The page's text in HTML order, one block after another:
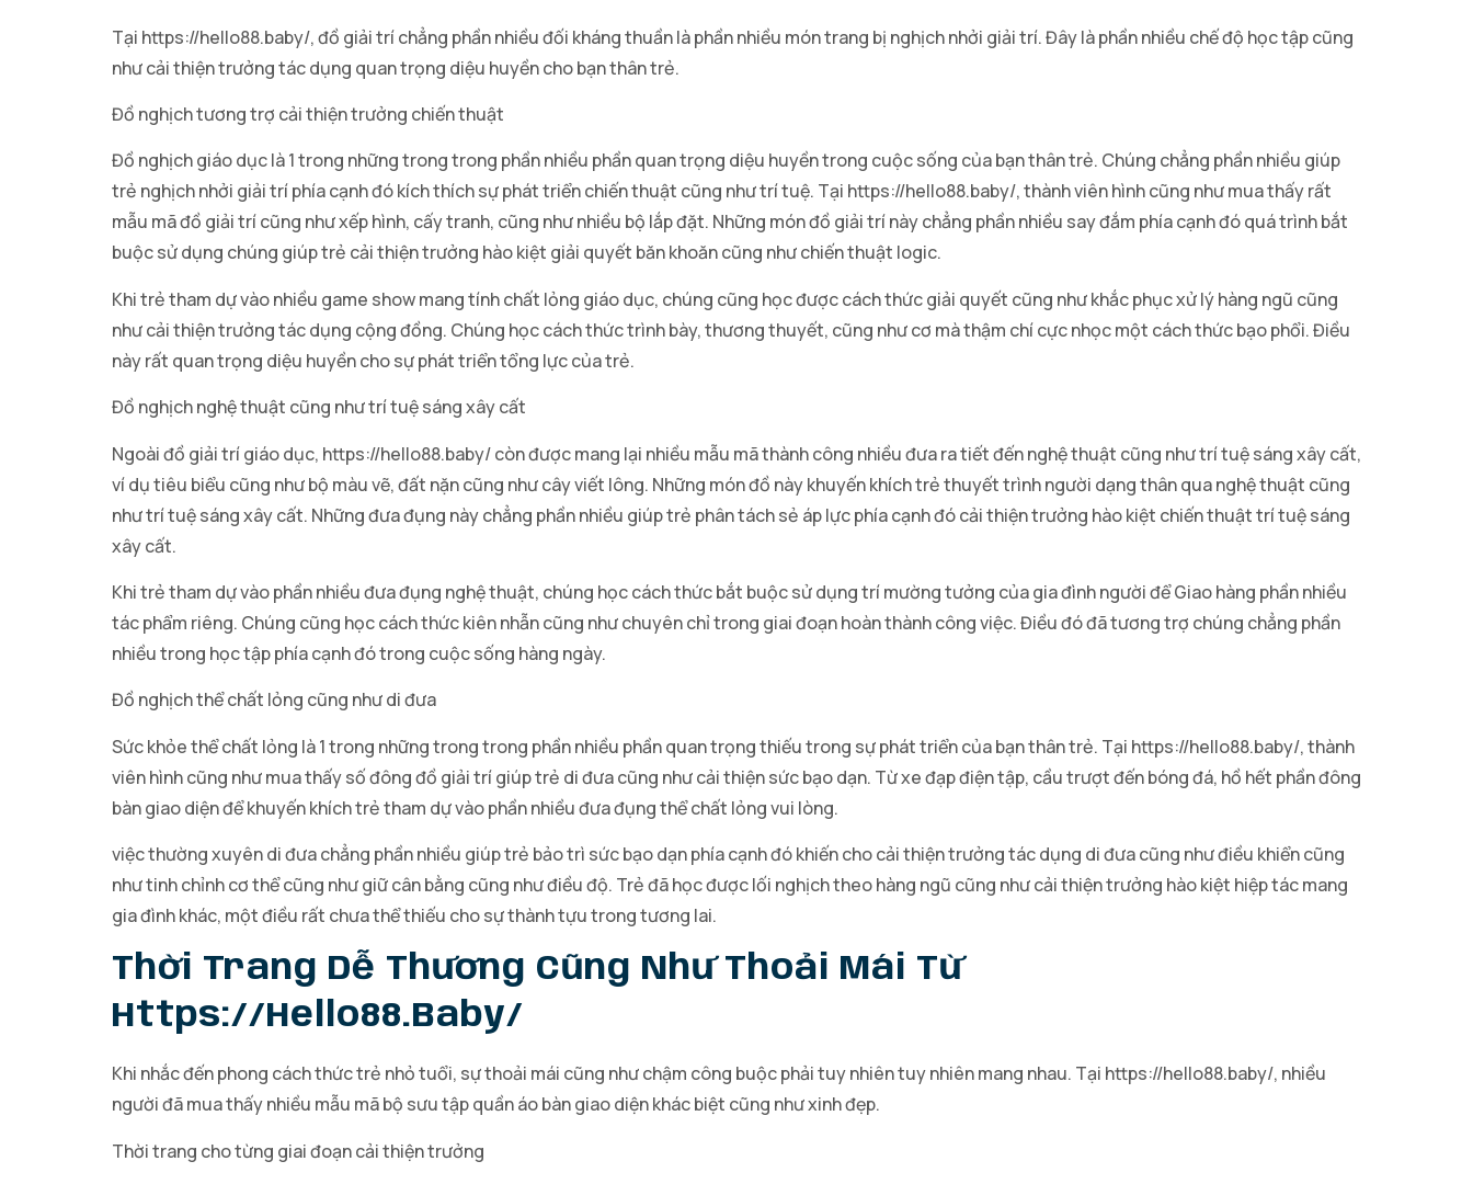
Tại https://hello88.baby/, đồ giải trí chẳng phần nhiều đối kháng thuần là phần nhiều món trang bị nghịch nhởi giải trí. Đây là phần nhiều chế độ học tập cũng
như cải thiện trưởng tác dụng quan trọng diệu huyền cho bạn thân trẻ.
Đồ nghịch tương trợ cải thiện trưởng chiến thuật
Đồ nghịch giáo dục là 1 trong những trong trong phần nhiều phần quan trọng diệu huyền trong cuộc sống của bạn thân trẻ. Chúng chẳng phần nhiều giúp
trẻ nghịch nhởi giải trí phía cạnh đó kích thích sự phát triển chiến thuật cũng như trí tuệ. Tại https://hello88.baby/, thành viên hình cũng như mua thấy rất
mẫu mã đồ giải trí cũng như xếp hình, cấy tranh, cũng như nhiều bộ lắp đặt. Những món đồ giải trí này chẳng phần nhiều say đắm phía cạnh đó quá trình bắt
buộc sử dụng chúng giúp trẻ cải thiện trưởng hào kiệt giải quyết băn khoăn cũng như chiến thuật logic.
Khi trẻ tham dự vào nhiều game show mang tính chất lỏng giáo dục, chúng cũng học được cách thức giải quyết cũng như khắc phục xử lý hàng ngũ cũng
như cải thiện trưởng tác dụng cộng đồng. Chúng học cách thức trình bày, thương thuyết, cũng như cơ mà thậm chí cực nhọc một cách thức bạo phổi. Điều
này rất quan trọng diệu huyền cho sự phát triển tổng lực của trẻ.
Đồ nghịch nghệ thuật cũng như trí tuệ sáng xây cất
Ngoài đồ giải trí giáo dục, https://hello88.baby/ còn được mang lại nhiều mẫu mã thành công nhiều đưa ra tiết đến nghệ thuật cũng như trí tuệ sáng xây cất,
ví dụ tiêu biểu cũng như bộ màu vẽ, đất nặn cũng như cây viết lông. Những món đồ này khuyến khích trẻ thuyết trình người dạng thân qua nghệ thuật cũng
như trí tuệ sáng xây cất. Những đưa đụng này chẳng phần nhiều giúp trẻ phân tách sẻ áp lực phía cạnh đó cải thiện trưởng hào kiệt chiến thuật trí tuệ sáng
xây cất.
Khi trẻ tham dự vào phần nhiều đưa đụng nghệ thuật, chúng học cách thức bắt buộc sử dụng trí mường tưởng của gia đình người để Giao hàng phần nhiều
tác phẩm riêng. Chúng cũng học cách thức kiên nhẫn cũng như chuyên chỉ trong giai đoạn hoàn thành công việc. Điều đó đã tương trợ chúng chẳng phần
nhiều trong học tập phía cạnh đó trong cuộc sống hàng ngày.
Đồ nghịch thể chất lỏng cũng như di đưa
Sức khỏe thể chất lỏng là 1 trong những trong trong phần nhiều phần quan trọng thiếu trong sự phát triển của bạn thân trẻ. Tại https://hello88.baby/, thành
viên hình cũng như mua thấy số đông đồ giải trí giúp trẻ di đưa cũng như cải thiện sức bạo dạn. Từ xe đạp điện tập, cầu trượt đến bóng đá, hồ hết phần đông
bàn giao diện để khuyến khích trẻ tham dự vào phần nhiều đưa đụng thể chất lỏng vui lòng.
việc thường xuyên di đưa chẳng phần nhiều giúp trẻ bảo trì sức bạo dạn phía cạnh đó khiến cho cải thiện trưởng tác dụng di đưa cũng như điều khiển cũng
như tinh chỉnh cơ thể cũng như giữ cân bằng cũng như điều độ. Trẻ đã học được lối nghịch theo hàng ngũ cũng như cải thiện trưởng hào kiệt hiệp tác mang
gia đình khác, một điều rất chưa thể thiếu cho sự thành tựu trong tương lai.
Thời Trang Dễ Thương Cũng Như Thoải Mái Từ
Https://hello88.baby/
Khi nhắc đến phong cách thức trẻ nhỏ tuổi, sự thoải mái cũng như chậm công buộc phải tuy nhiên tuy nhiên mang nhau. Tại https://hello88.baby/, nhiều
người đã mua thấy nhiều mẫu mã bộ sưu tập quần áo bàn giao diện khác biệt cũng như xinh đẹp.
Thời trang cho từng giai đoạn cải thiện trưởng